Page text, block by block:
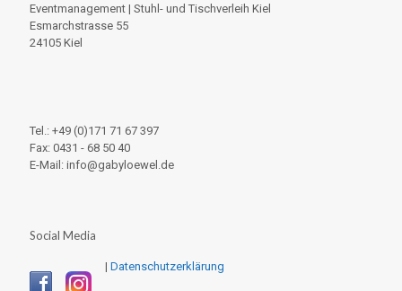
Eventmanagement | Stuhl- und Tischverleih Kiel
Esmarchstrasse 55
24105 Kiel
Tel.: +49 (0)171 71 67 397
Fax: 0431 - 68 50 40
E-Mail: info@gabyloewel.de
Social Media
| Datenschutzerklärung